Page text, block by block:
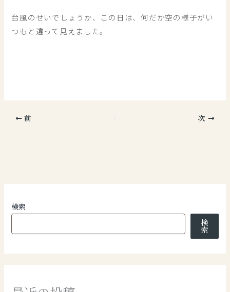
台風のせいでしょうか、この日は、何だか空の様子がい
つもと違って見えました。
前 次
検索
検
索